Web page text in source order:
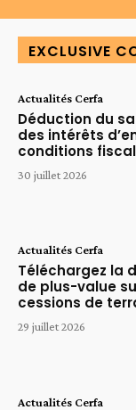
EXCLUSIVE
Actualités Cerfa
Déduction du
des intérêts
conditions
30 juillet 2026
Actualités Cerfa
Téléchargez la
de plus-value
cessions de
29 juillet 2026
Actualités Cerfa